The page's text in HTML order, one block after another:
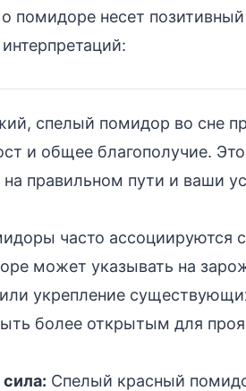
помидоре несет
спелый помидор во сне
и общее благополучие.
правильном пути и ваши
часто ассоциируются
может указывать на
укрепление
более открытым для
Спелый красный